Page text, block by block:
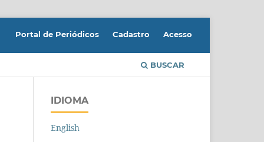
BUSCAR
Portal de Periódicos Cadastro Acesso
IDIOMA
English